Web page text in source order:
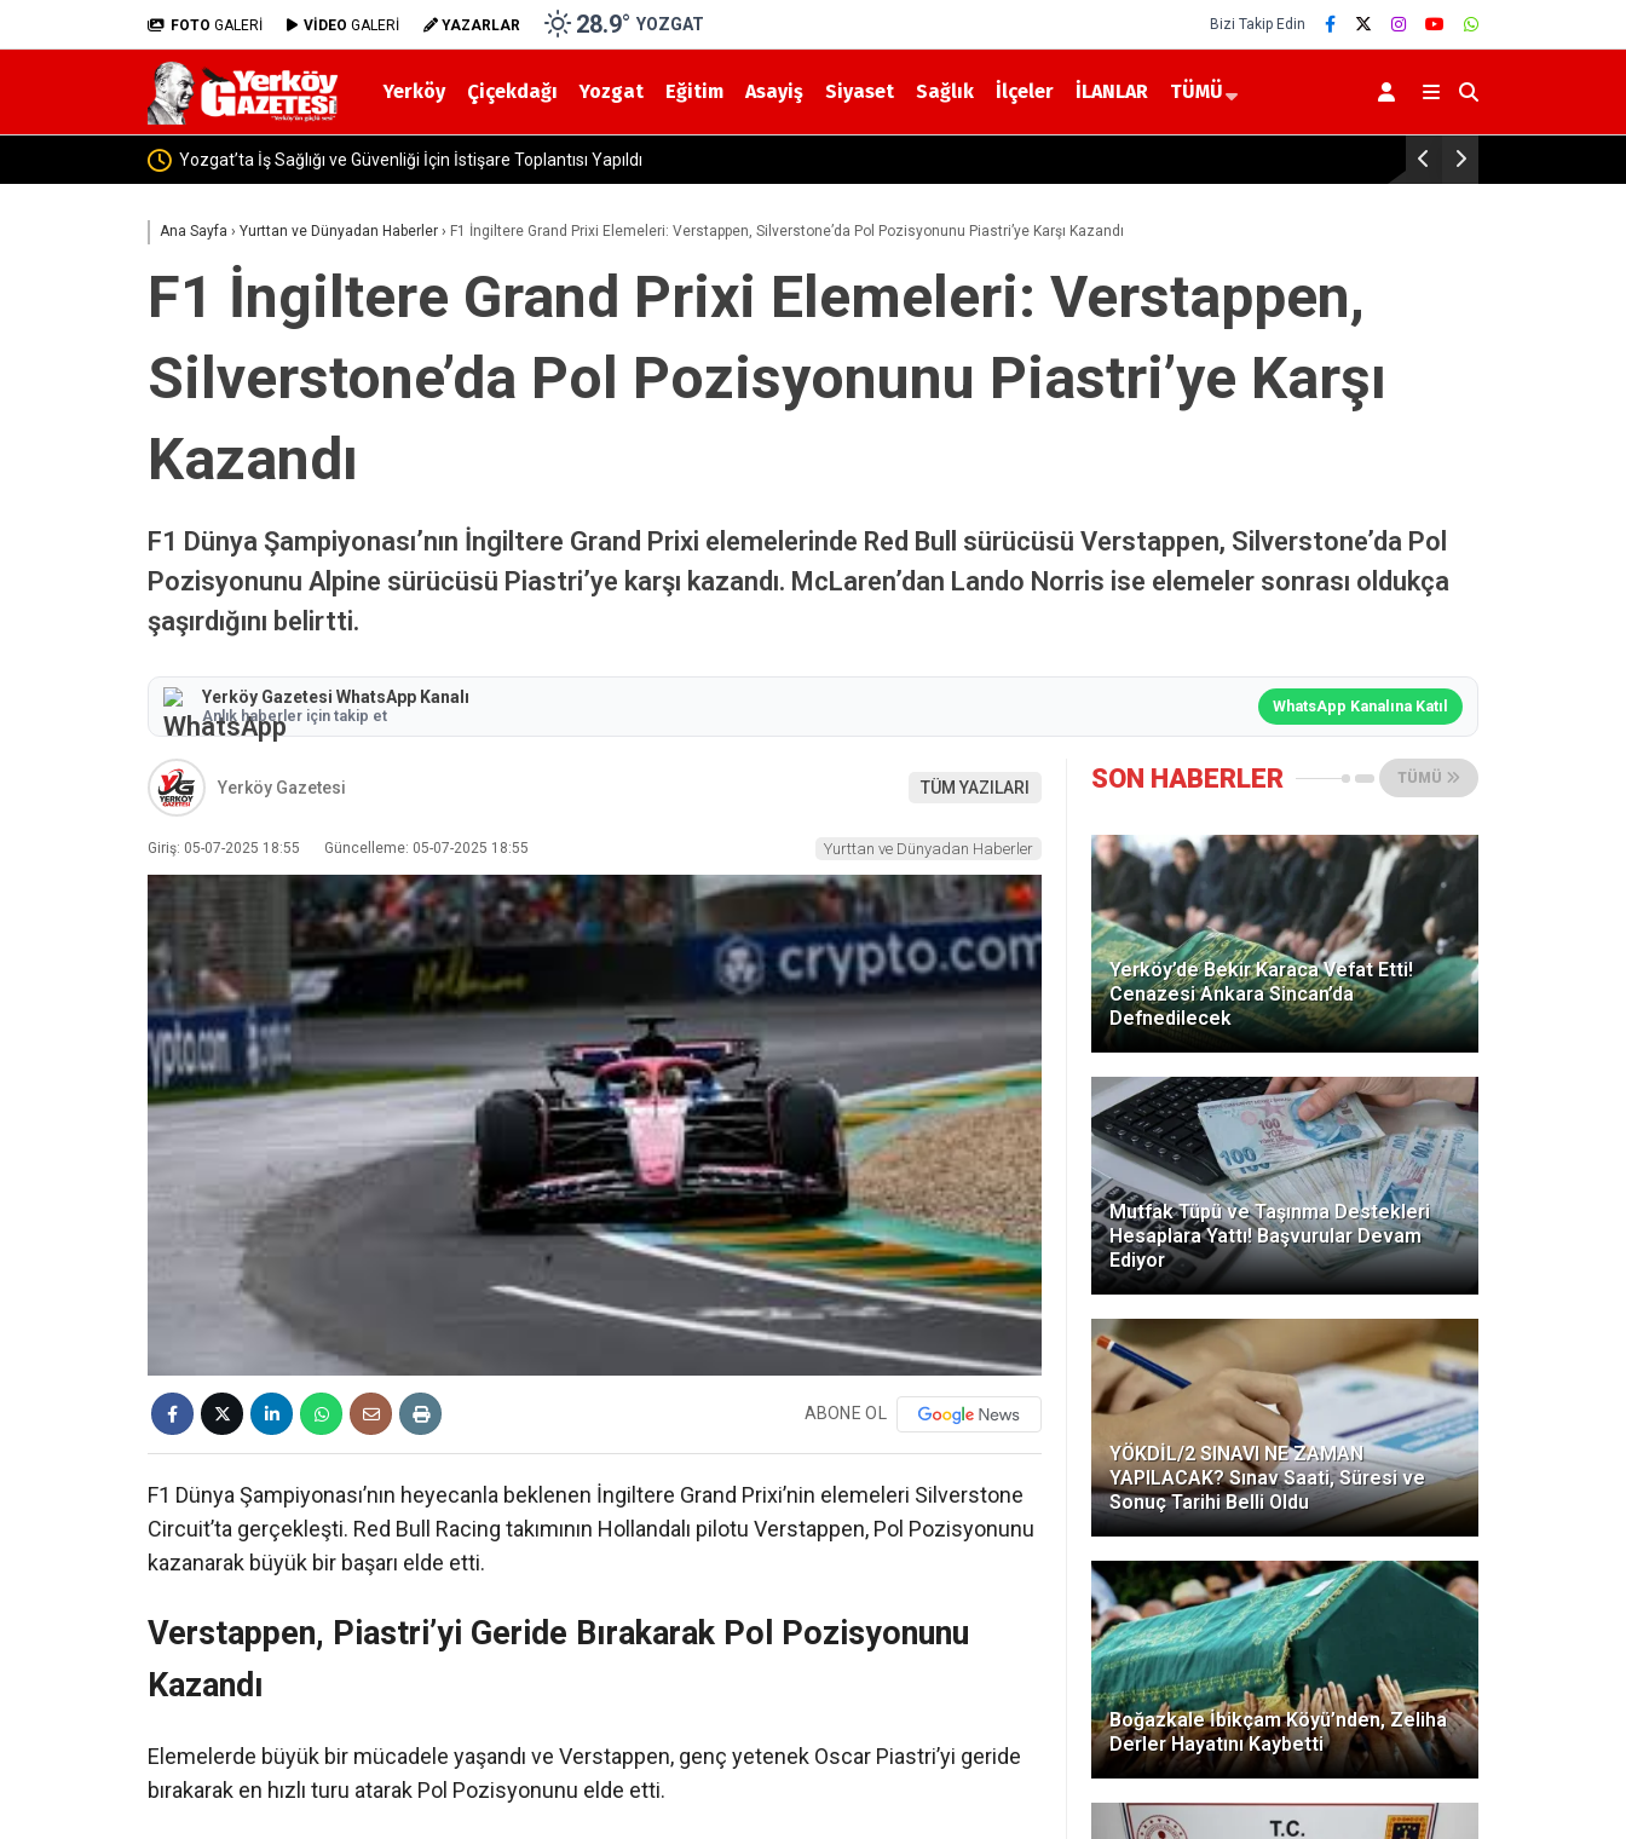
FOTO GALERİ VİDEO GALERİ YAZARLAR 28.9° YOZGAT Bizi Takip Edin
Yerköy Çiçekdağı Yozgat Eğitim Asayiş Siyaset Sağlık İlçeler İLANLAR TÜMÜ
Yozgat’ta Uyuşturucu Operasyonu: 46 Sentetik Hap Ele Geçirildi Yozgat Dahil 30 İlde DEAŞ Operasyonu
Ana Sayfa › Yurttan ve Dünyadan Haberler › F1 İngiltere Grand Prixi Elemeleri: Verstappen, Silverstone’da Pol Pozisyonunu Piastri’ye Karşı Kazandı
F1 İngiltere Grand Prixi Elemeleri: Verstappen,
Silverstone’da Pol Pozisyonunu Piastri’ye Karşı
Kazandı
F1 Dünya Şampiyonası’nın İngiltere Grand Prixi elemelerinde Red Bull sürücüsü Verstappen, Silverstone’da Pol
Pozisyonunu Alpine sürücüsü Piastri’ye karşı kazandı. McLaren’dan Lando Norris ise elemeler sonrası oldukça
şaşırdığını belirtti.
Yerköy Gazetesi WhatsApp Kanalı
Anlık haberler için takip et
WhatsApp Kanalına Katıl
Yerköy Gazetesi TÜM YAZILARI
Giriş: 05-07-2025 18:55 Güncelleme: 05-07-2025 18:55 Yurttan ve Dünyadan Haberler
ABONE OL
F1 Dünya Şampiyonası’nın heyecanla beklenen İngiltere Grand Prixi’nin elemeleri Silverstone
Circuit’ta gerçekleşti. Red Bull Racing takımının Hollandalı pilotu Verstappen, Pol Pozisyonunu
kazanarak büyük bir başarı elde etti.
Verstappen, Piastri’yi Geride Bırakarak Pol Pozisyonunu
Kazandı
Elemelerde büyük bir mücadele yaşandı ve Verstappen, genç yetenek Oscar Piastri’yi geride
bırakarak en hızlı turu atarak Pol Pozisyonunu elde etti.
SON HABERLER TÜMÜ
Yerköy’de Bekir Karaca Vefat Etti!
Cenazesi Ankara Sincan’da
Defnedilecek
Mutfak Tüpü ve Taşınma Destekleri
Hesaplara Yattı! Başvurular Devam
Ediyor
YÖKDİL/2 SINAVI NE ZAMAN
YAPILACAK? Sınav Saati, Süresi ve
Sonuç Tarihi Belli Oldu
Boğazkale İbikçam Köyü’nden, Zeliha
Derler Hayatını Kaybetti